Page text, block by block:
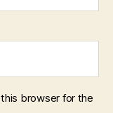
browser for the